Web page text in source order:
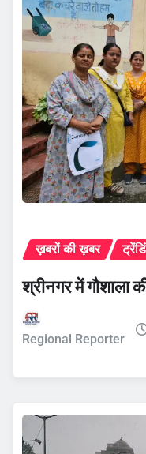
ख़बरों की ख़बर
श्रीनगर में गौशाला
Regional Reporter